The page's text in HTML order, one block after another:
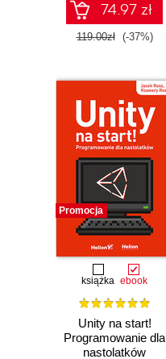
74.97 zł
119.00zł (-37%)
Promocja
książka ebook
Unity na start!
Programowanie dla
nastolatków